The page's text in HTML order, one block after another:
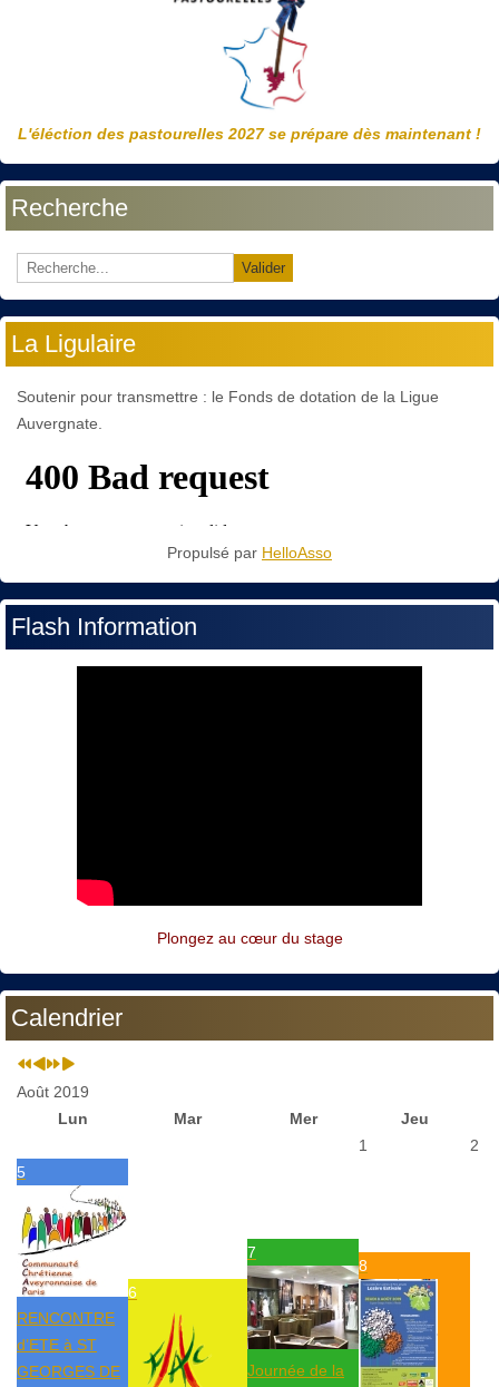
L'éléction des pastourelles 2027 se prépare dès maintenant !
Recherche
Valider
La Ligulaire
Soutenir pour transmettre : le Fonds de dotation de la Ligue
Auvergnate.
Propulsé par HelloAsso
Flash Information
Plongez au cœur du stage
Calendrier
Août 2019
Lun
Mar Mer
Jeu
1
2
5
RENCONTRE
d’ETE à ST
GEORGES DE
6
7
Journée de la
8